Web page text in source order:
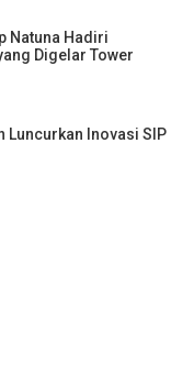
Natuna Hadiri
Digelar Tower
Luncurkan Inovasi SIP